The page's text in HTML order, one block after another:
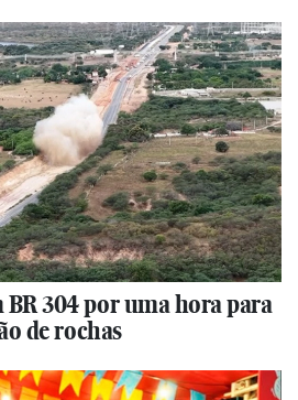
BR 304 por uma hora para
de rochas